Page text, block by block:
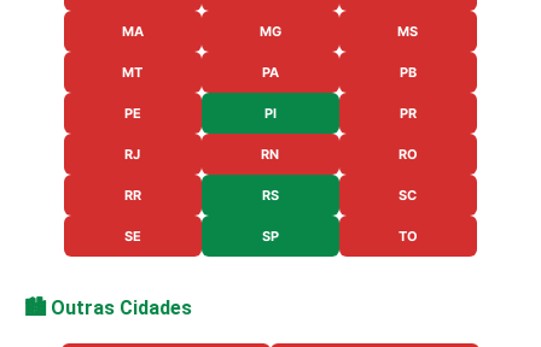
MA MG MS
MT PA PB
PE PI PR
RJ RN RO
RR RS SC
SE SP TO
🏙️ Outras Cidades